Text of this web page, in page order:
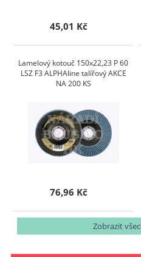
45,01 Kč
Lamelový kotouč 150x22,23 P 60
LSZ F3 ALPHAline talířový AKCE
NA 200 KS
76,96 Kč
Zobrazit